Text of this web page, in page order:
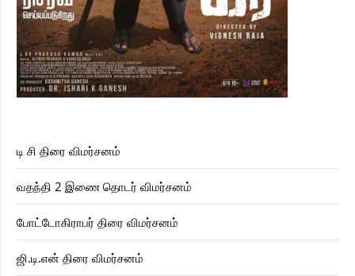
டி சி திரை விமர்சனம்
வதந்தி 2 இணை தொடர் விமர்சனம்
போட்டோகிராபர் திரை விமர்சனம்
ஜி.டி.என் திரை விமர்சனம்